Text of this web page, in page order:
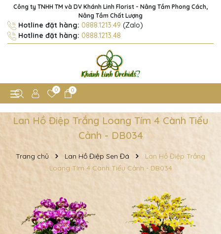
Công ty TNHH TM và DV Khánh Linh Florist - Nâng Tầm Phong Cách,
Nâng Tầm Chất Lượng
Hotline đặt hàng: 0888.1213.49 (Zalo)
Hotline đặt hàng: 0888.1213.48
0 0
Lan Hồ Điệp Trắng Loang Tím 4 Cành Tiểu
Cảnh - DB034
Trang chủ Lan Hồ Điệp Sen Đá
Lan Hồ Điệp Trắng
Loang Tím 4 Cành Tiểu Cảnh - DB034